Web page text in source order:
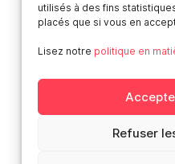
utilisés à des fins
placés que si vous en
Lisez notre politique en
Refuser
Catalogue des
Presse
Contact
Politique de protection
Mentions légales
Loi “lanceurs